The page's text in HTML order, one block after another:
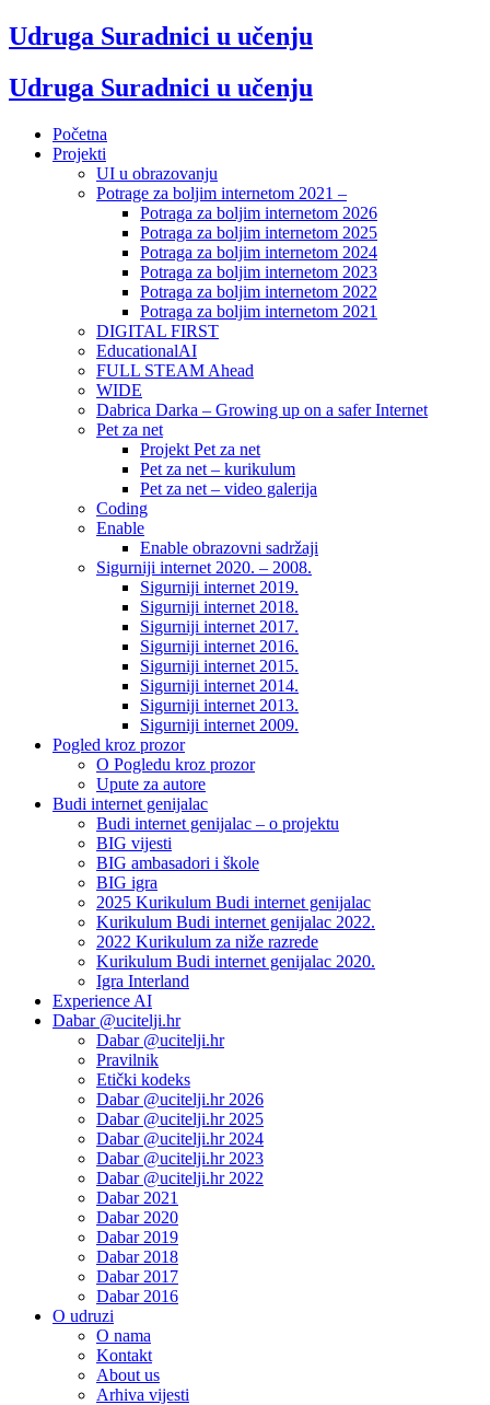
Udruga Suradnici u učenju
Udruga Suradnici u učenju
Početna
Projekti
UI u obrazovanju
Potrage za boljim internetom 2021 –
Potraga za boljim internetom 2026
Potraga za boljim internetom 2025
Potraga za boljim internetom 2024
Potraga za boljim internetom 2023
Potraga za boljim internetom 2022
Potraga za boljim internetom 2021
DIGITAL FIRST
EducationalAI
FULL STEAM Ahead
WIDE
Dabrica Darka – Growing up on a safer Internet
Pet za net
Projekt Pet za net
Pet za net – kurikulum
Pet za net – video galerija
Coding
Enable
Enable obrazovni sadržaji
Sigurniji internet 2020. – 2008.
Sigurniji internet 2019.
Sigurniji internet 2018.
Sigurniji internet 2017.
Sigurniji internet 2016.
Sigurniji internet 2015.
Sigurniji internet 2014.
Sigurniji internet 2013.
Sigurniji internet 2009.
Pogled kroz prozor
O Pogledu kroz prozor
Upute za autore
Budi internet genijalac
Budi internet genijalac – o projektu
BIG vijesti
BIG ambasadori i škole
BIG igra
2025 Kurikulum Budi internet genijalac
Kurikulum Budi internet genijalac 2022.
2022 Kurikulum za niže razrede
Kurikulum Budi internet genijalac 2020.
Igra Interland
Experience AI
Dabar @ucitelji.hr
Dabar @ucitelji.hr
Pravilnik
Etički kodeks
Dabar @ucitelji.hr 2026
Dabar @ucitelji.hr 2025
Dabar @ucitelji.hr 2024
Dabar @ucitelji.hr 2023
Dabar @ucitelji.hr 2022
Dabar 2021
Dabar 2020
Dabar 2019
Dabar 2018
Dabar 2017
Dabar 2016
O udruzi
O nama
Kontakt
About us
Arhiva vijesti